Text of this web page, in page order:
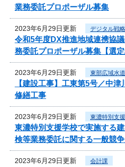
業務委託プロポーザル募集
2023年6月29日更新 デジタル戦
令和5年度DX推進地域連携協
務委託プロポーザル募集【選定
2023年6月29日更新 東部広域水
【建設工事】工東第5号／中
修繕工事
2023年6月29日更新 東濃特別支
東濃特別支援学校で実施する
検等業務委託に関する一般競
2023年6月29日更新 会計課